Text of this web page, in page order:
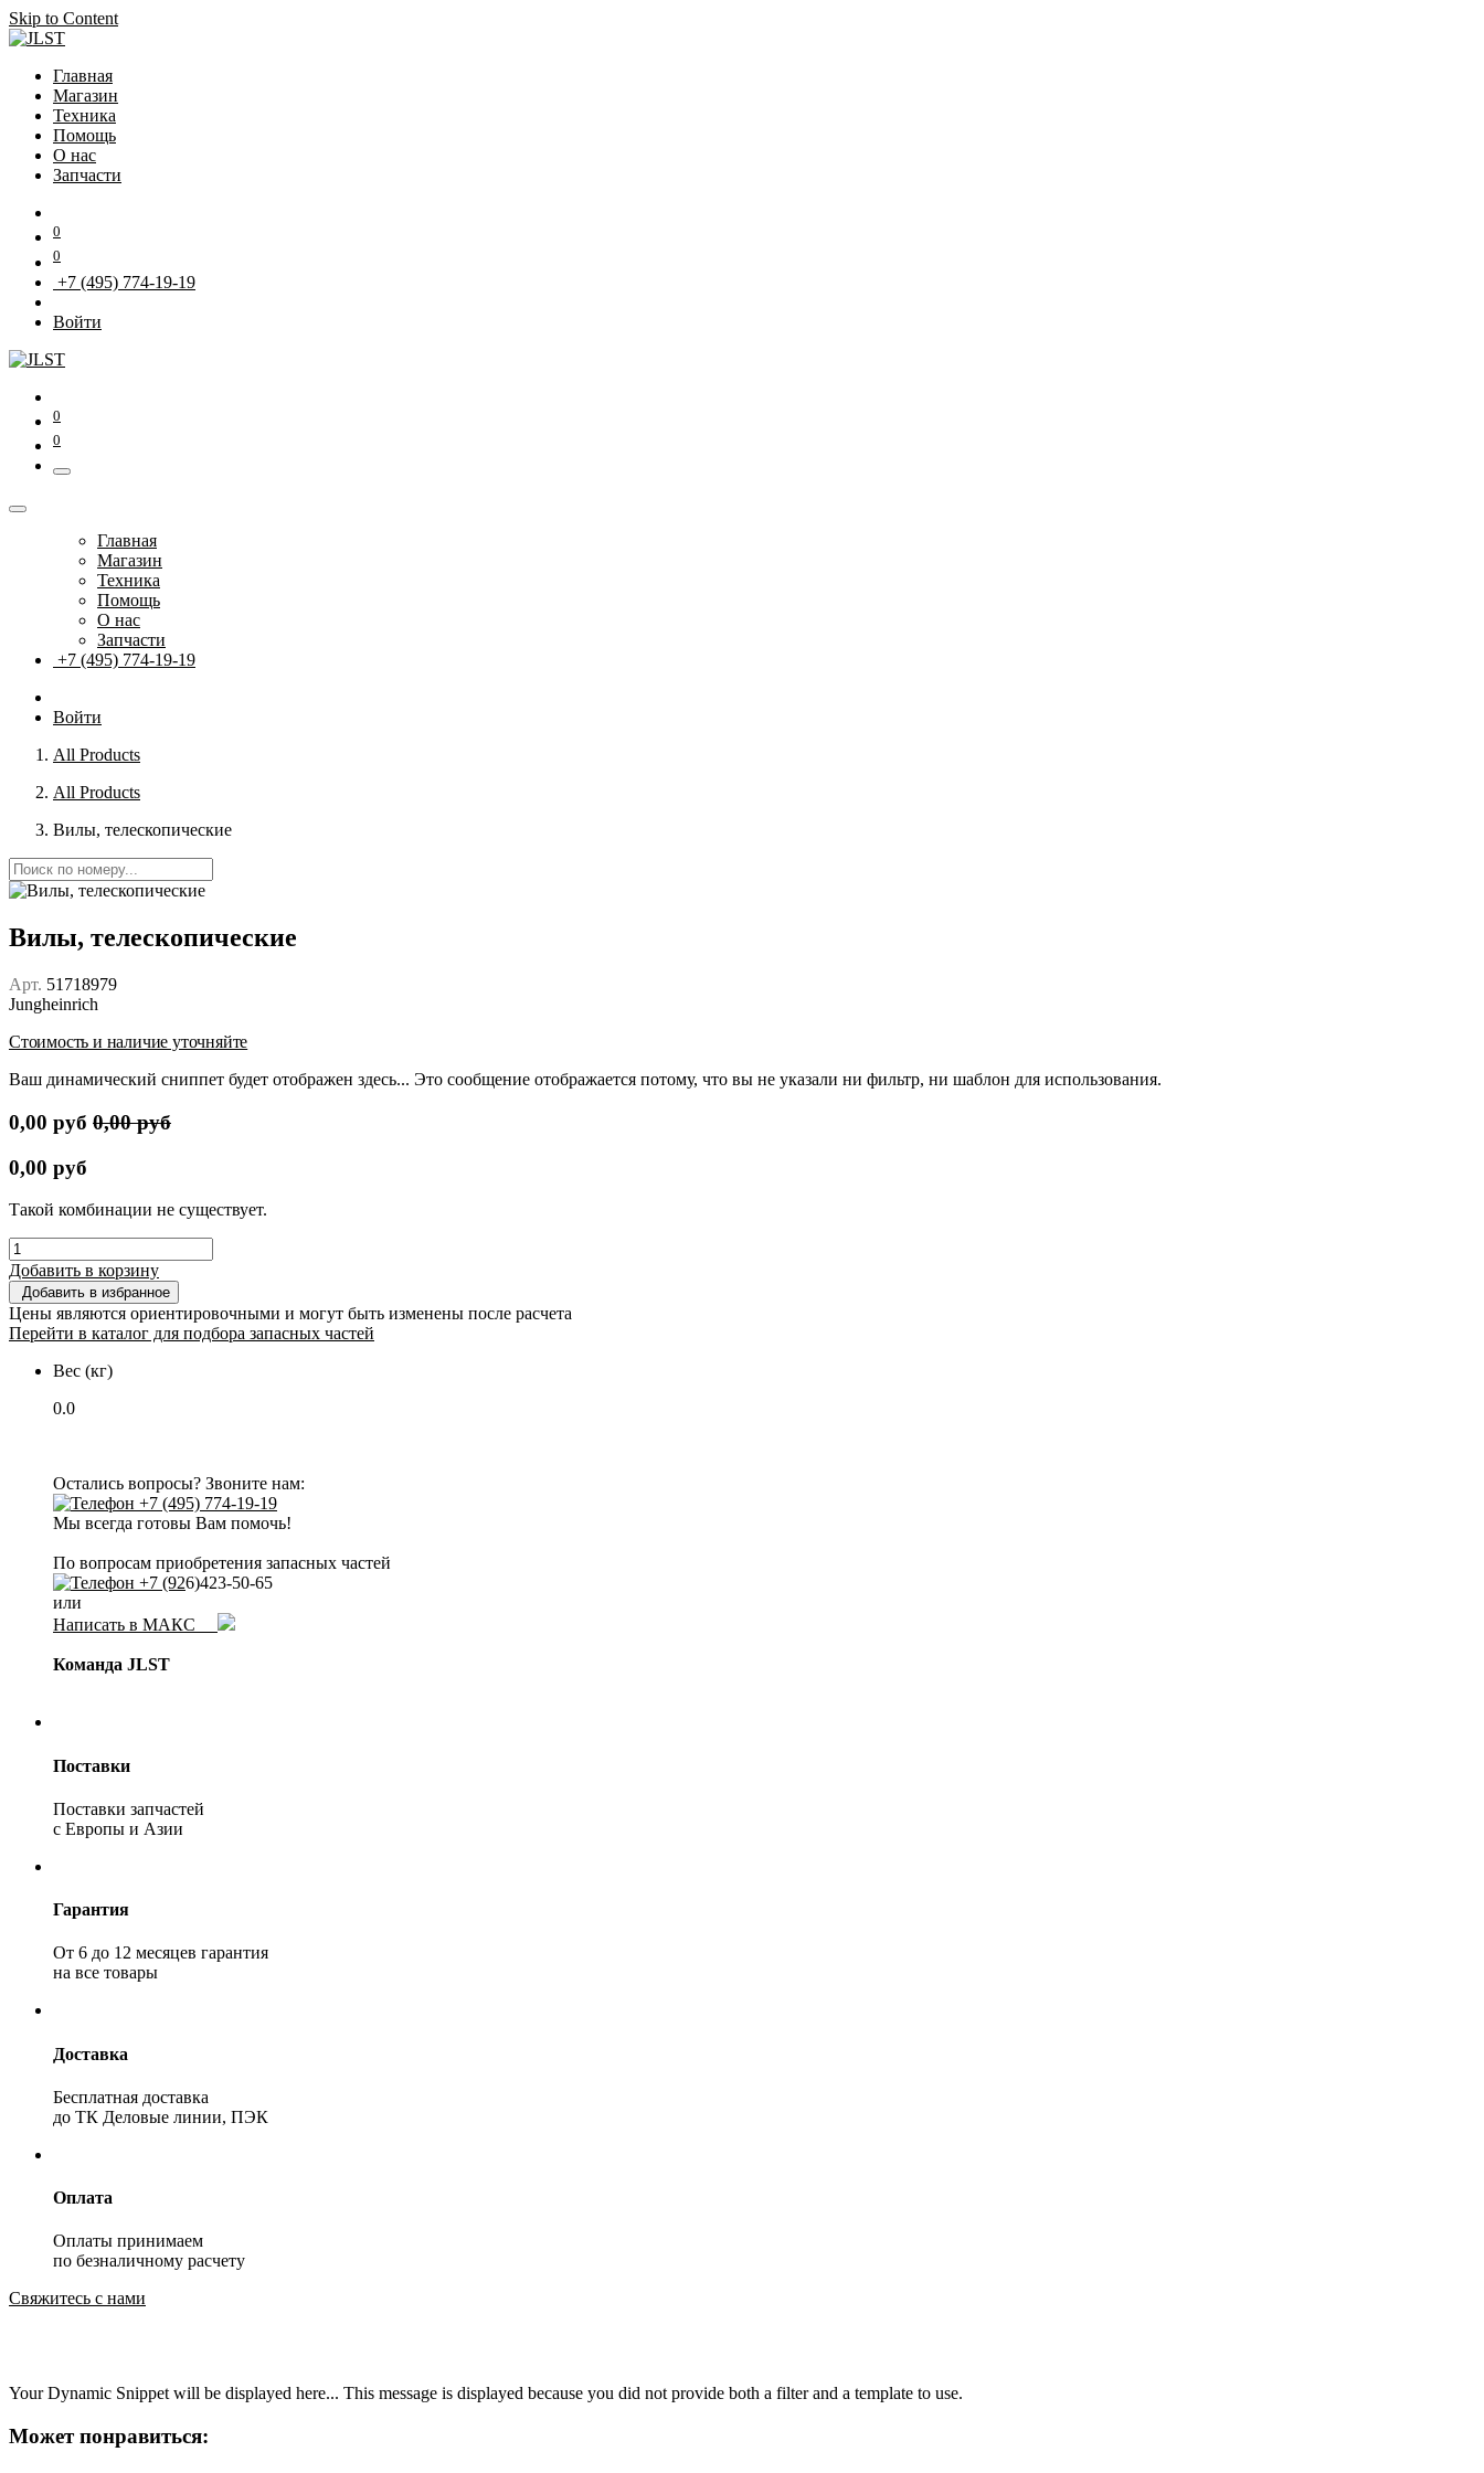
Skip to Content
Главная
Магазин
Техника
Помощь
О нас
Запчасти
0
0
+7 (495) 774-19-19
Войти
0
0
Главная
Магазин
Техника
Помощь
О нас
Запчасти
+7 (495) 774-19-19
Войти
All Products
All Products
Вилы, телескопические
Вилы, телескопические
Арт. 51718979
Jungheinrich
Стоимость и наличие уточняйте
Ваш динамический сниппет будет отображен здесь... Это сообщение отображается потому, что вы не указали ни фильтр, ни шаблон для использования.
0,00 руб 0,00руб
0,00 руб
Такой комбинации не существует.
Добавить в корзину
Добавить в избранное
Цены являются ориентировочными и могут быть изменены после расчета
Перейти в каталог для подбора запасных частей
Вес (кг)
0.0
Остались вопросы? Звоните нам:
+7 (495) 774-19-19
Мы всегда готовы Вам помочь!
По вопросам приобретения запасных частей
+7 (926)423-50-65
или
Написать в МАКС
Команда JLST
Поставки
Поставки запчастей
с Европы и Азии
Гарантия
От 6 до 12 месяцев гарантия
на все товары
Доставка
Бесплатная доставка
до ТК Деловые линии, ПЭК
Оплата
Оплаты принимаем
по безналичному расчету
Свяжитесь с нами
Your Dynamic Snippet will be displayed here... This message is displayed because you did not provide both a filter and a template to use.
Может понравиться: